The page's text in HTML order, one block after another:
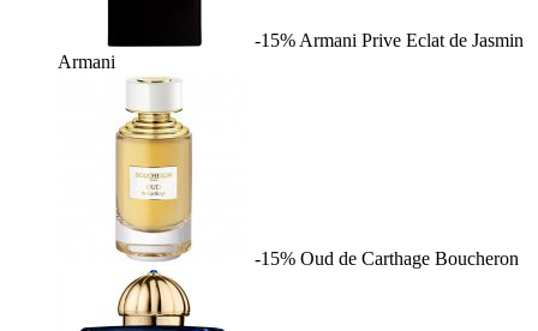
-15% Armani Prive Eclat de Jasmin
Armani
-15% Oud de Carthage Boucheron